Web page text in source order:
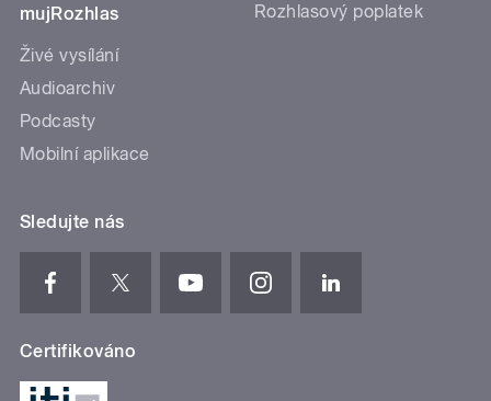
mujRozhlas
Živé vysílání
Audioarchiv
Podcasty
Mobilní aplikace
Rozhlasový poplatek
Sledujte nás
Certifikováno